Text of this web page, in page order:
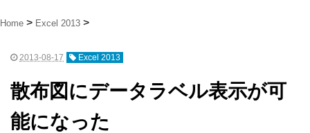
Home Excel 2013
2013-08-17 Excel 2013
散布図にデータラベル表示が可
能になった